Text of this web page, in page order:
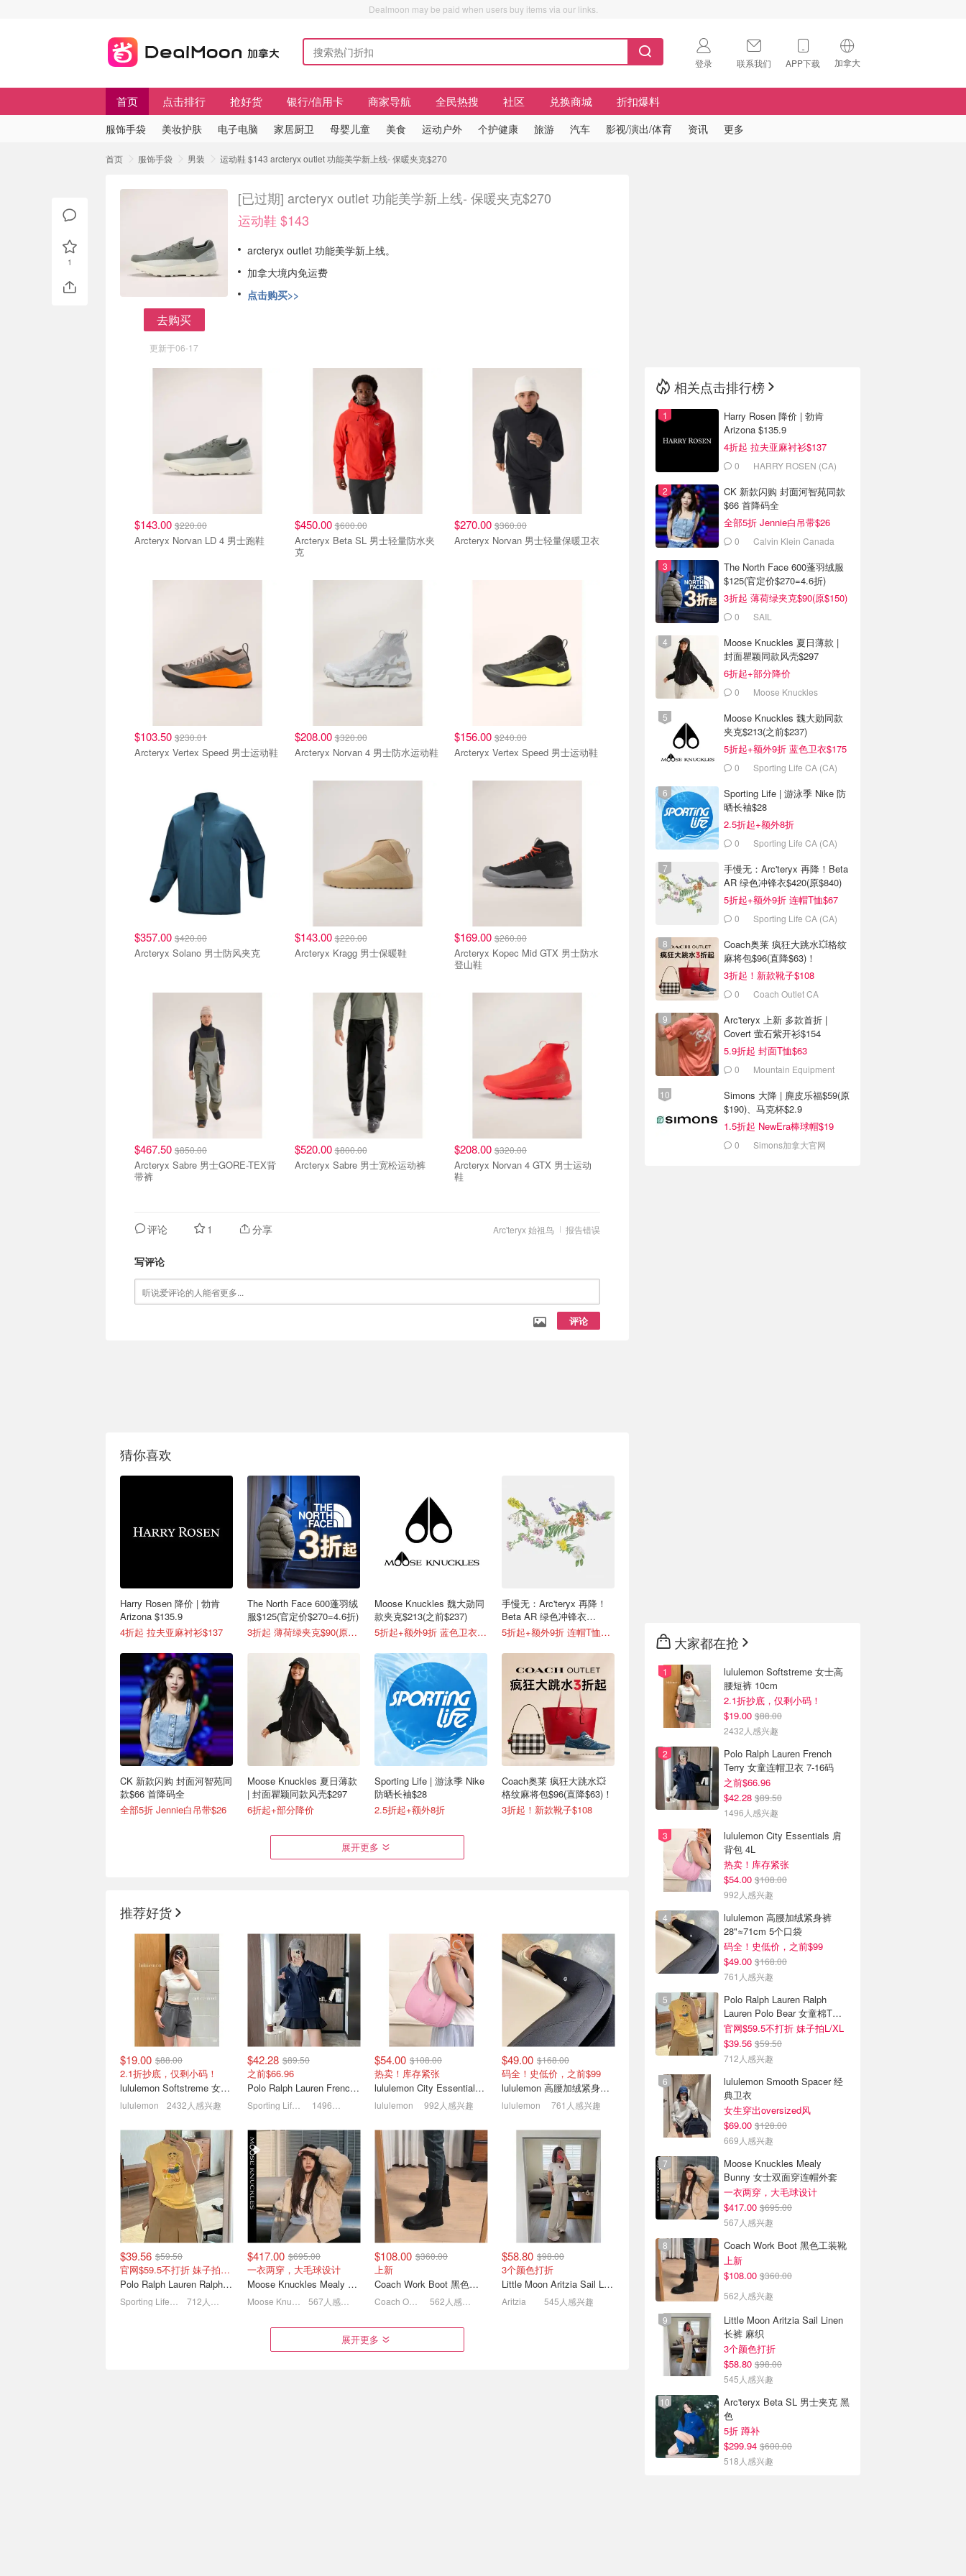
Dealmoon may be paid when users buy items via our links.
登录 联系我们 APP下载 加拿大
🇺🇸
首页 点击排行 抢好货 银行/信用卡 商家导航 全民热搜 社区 兑换商城 折扣爆料
服饰手袋 美妆护肤 电子电脑 家居厨卫 母婴儿童 美食 运动户外 个护健康 旅游 汽车 影视/演出/体育 资讯 更多
首页 服饰手袋 男装 运动鞋 $143 arcteryx outlet 功能美学新上线- 保暖夹克$270
去购买
更新于06-17
[已过期] arcteryx outlet 功能美学新上线- 保暖夹克$270
运动鞋 $143
arcteryx outlet 功能美学新上线。
加拿大境内免运费
点击购买>>
$143.00 $220.00
Arcteryx Norvan LD 4 男士跑鞋
$450.00$600.00
Arcteryx Beta SL 男士轻量防水夹
克
$270.00 $360.00
Arcteryx Norvan 男士轻量保暖卫衣
$103.50 $230.01
Arcteryx Vertex Speed 男士运动鞋
$208.00$320.00
Arcteryx Norvan 4 男士防水运动鞋
$156.00 $240.00
Arcteryx Vertex Speed 男士运动鞋
$357.00 $420.00
Arcteryx Solano 男士防风夹克
$143.00$220.00
Arcteryx Kragg 男士保暖鞋
$169.00 $260.00
Arcteryx Kopec Mid GTX 男士防水
登山鞋
$467.50 $850.00
Arcteryx Sabre 男士GORE-TEX背
带裤
$520.00$800.00
Arcteryx Sabre 男士宽松运动裤
$208.00 $320.00
Arcteryx Norvan 4 GTX 男士运动
鞋
报告错误
Arc'teryx 始祖鸟
评论 1 分享
写评论
评论
猜你喜欢
Harry Rosen 降价 | 勃肯
Arizona $135.9
4折起 拉夫亚麻衬衫$137
CK 新款闪购 封面河智苑同
款$66 首降码全
全部5折 Jennie白吊带$26
The North Face 600蓬羽绒
服$125(官定价$270=4.6折)
3折起 薄荷绿夹克$90(原$150)
Moose Knuckles 夏日薄款
| 封面瞿颖同款风壳$297
6折起+部分降价
Moose Knuckles 魏大勋同
款夹克$213(之前$237)
5折起+额外9折 蓝色卫衣$175
Sporting Life | 游泳季 Nike
防晒长袖$28
2.5折起+额外8折
手慢无：Arc'teryx 再降！
Beta AR 绿色冲锋衣
$420(原$840)
5折起+额外9折 连帽T恤$67
Coach奥莱 疯狂大跳水💥
格纹麻将包$96(直降$63)！
3折起！新款靴子$108
Arc'teryx 上新 多款首折 |
Covert 萤石紫开衫$154
5.9折起 封面T恤$63
Simons 大降 | 麂皮乐福
$59(原$190)、马克杯$2.9
1.5折起 NewEra棒球帽$19
Moose Knuckles 部分再降
| 魏大勋同款夹克$237
6折起！羽绒服低至$270
Fear of God Essentials 年
中🔥新款刺绣短袖$63
5折起！百款参加 码很全
Burton 夏促折扣区💥冬季
雪服$95、针织帽$17
4折起！【ak】系列2降
今晚截止：Uniqlo优衣库
Jennie 同款GM 平替墨镜
$24.9
限时闪促 V领纯色Tee$9.9
SSENSE 潮牌短袖集合 |
Essentials 刺绣T恤低至
1.5折起！Ganni 印花款$96
lululemon 折扣区更新 |
softstreme 短裤史低$19(原
City Essentials 小粉包$54
Essentials 新款刺绣短袖
Suit Negozi 超好价| Gucci
卡包$363(官网:$445)
展开更多
推荐好货
$19.00 $88.00
2.1折抄底，仅剩小码！
lululemon Softstreme 女士高腰短裤 10cm
lululemon 2432人感兴趣
$42.28 $89.50
之前$66.96
Polo Ralph Lauren French Terry 女童连帽卫衣 7-16码
$54.00 $108.00
热卖！库存紧张
lululemon City Essentials 肩背包 4L
lululemon 992人感兴趣
$49.00 $168.00
码全！史低价，之前$99
lululemon 高腰加绒紧身裤 28"≈71cm 5个口袋
lululemon 761人感兴趣
$39.56 $59.50
官网$59.5不打折 妹子拍L/XL
Polo Ralph Lauren Ralph Lauren Polo Bear 女童棉T恤 染色 1件
$417.00 $695.00
一衣两穿，大毛球设计
Moose Knuckles Mealy Bunny 女士双面穿连帽外套
567人感兴趣
$108.00 $360.00
上新
Coach Work Boot 黑色工装靴
562人感兴趣
$58.80 $98.00
3个颜色打折
Little Moon Aritzia Sail Linen 长裤 麻织
Aritzia 545人感兴趣
展开更多
1
相关点击排行榜
Harry Rosen 降价 | 勃肯
Arizona $135.9
4折起 拉夫亚麻衬衫$137
0 HARRY ROSEN (CA)
CK 新款闪购 封面河智苑同款
$66 首降码全
全部5折 Jennie白吊带$26
0 Calvin Klein Canada
The North Face 600蓬羽绒服
$125(官定价$270=4.6折)
3折起 薄荷绿夹克$90(原$150)
0 SAIL
Moose Knuckles 夏日薄款 |
封面瞿颖同款风壳$297
6折起+部分降价
0 Moose Knuckles
Moose Knuckles 魏大勋同款
夹克$213(之前$237)
5折起+额外9折 蓝色卫衣$175
0 Sporting Life CA (CA)
Sporting Life | 游泳季 Nike 防
晒长袖$28
2.5折起+额外8折
0 Sporting Life CA (CA)
手慢无：Arc'teryx 再降！Beta
AR 绿色冲锋衣$420(原$840)
5折起+额外9折 连帽T恤$67
0 Sporting Life CA (CA)
Coach奥莱 疯狂大跳水💥格纹
麻将包$96(直降$63)！
3折起！新款靴子$108
0 Coach Outlet CA
Arc'teryx 上新 多款首折 |
Covert 萤石紫开衫$154
5.9折起 封面T恤$63
0
Mountain Equipment
Simons 大降 | 麂皮乐福$59(原
$190)、马克杯$2.9
1.5折起 NewEra棒球帽$19
0 Simons加拿大官网
大家都在抢
lululemon Softstreme 女士高
腰短裤 10cm
2.1折抄底，仅剩小码！
$19.00 $88.00
2432人感兴趣
Polo Ralph Lauren French
Terry 女童连帽卫衣 7-16码
之前$66.96
$42.28 $89.50
1496人感兴趣
lululemon City Essentials 肩
背包 4L
热卖！库存紧张
$54.00 $108.00
992人感兴趣
lululemon 高腰加绒紧身裤
28"≈71cm 5个口袋
码全！史低价，之前$99
$49.00 $168.00
761人感兴趣
Polo Ralph Lauren Ralph
Lauren Polo Bear 女童棉T恤
染色 1件
官网$59.5不打折 妹子拍L/XL
$39.56 $59.50
712人感兴趣
lululemon Smooth Spacer 经
典卫衣
女生穿出oversized风
$69.00 $128.00
669人感兴趣
Moose Knuckles Mealy
Bunny 女士双面穿连帽外套
一衣两穿，大毛球设计
$417.00 $695.00
567人感兴趣
Coach Work Boot 黑色工装靴
上新
$108.00 $360.00
562人感兴趣
Little Moon Aritzia Sail Linen
长裤 麻织
3个颜色打折
$58.80 $98.00
545人感兴趣
Arc'teryx Beta SL 男士夹克 黑
色
5折 蹲补
$299.94 $600.00
518人感兴趣